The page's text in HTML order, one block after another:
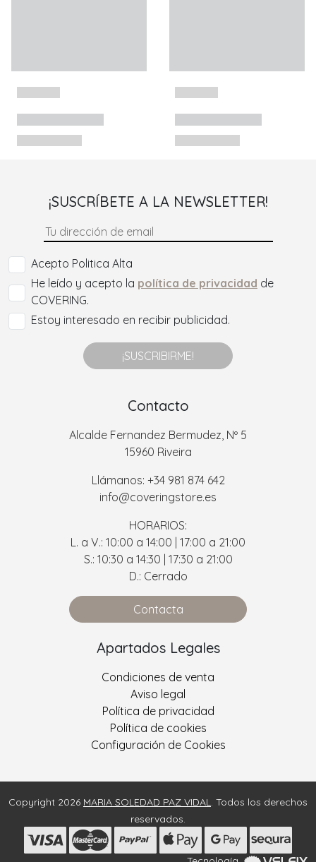
¡SUSCRÍBETE A LA NEWSLETTER!
Acepto Politica Alta
He leído y acepto la política de privacidad de
COVERING.
Estoy interesado en recibir publicidad.
¡SUSCRIBIRME!
Contacto
Alcalde Fernandez Bermudez, Nº 5
15960 Riveira
Llámanos: +34 981 874 642
info@coveringstore.es
HORARIOS:
L. a V.: 10:00 a 14:00 | 17:00 a 21:00
S.: 10:30 a 14:30 | 17:30 a 21:00
D.: Cerrado
Contacta
Apartados Legales
Condiciones de venta
Aviso legal
Política de privacidad
Política de cookies
Configuración de Cookies
Copyright 2026 MARIA SOLEDAD PAZ VIDAL
. Todos los derechos
reservados.